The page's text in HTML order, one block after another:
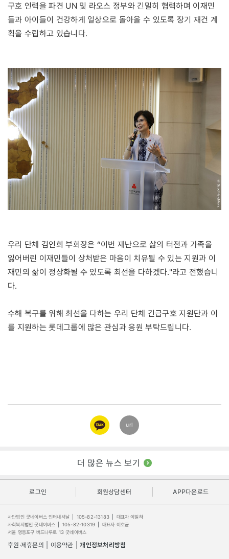
구호 인력을 파견 UN 및 라오스 정부와 긴밀히 협력하며 이재민
들과 아이들이 건강하게 일상으로 돌아올 수 있도록 장기 재건 계
획을 수립하고 있습니다.
우리 단체 김인희 부회장은 “이번 재난으로 삶의 터전과 가족을
잃어버린 이재민들이 상처받은 마음이 치유될 수 있는 지원과 이
재민의 삶이 정상화될 수 있도록 최선을 다하겠다."라고 전했습니
다.
수해 복구를 위해 최선을 다하는 우리 단체 긴급구호 지원단과 이
를 지원하는 롯데그룹에 많은 관심과 응원 부탁드립니다.
카카오
링크
url
더 많은 뉴스 보기
로그인 회원상담센터 APP다운로드
사단법인 굿네이버스 인터내셔날 105-82-13183
대표자 이일하
사회복지법인 굿네이버스
105-82-10319
대표자 이호균
서울 영등포구 버드나루로 13 굿네이버스
후원·제휴문의 이용약관 개인정보처리방침